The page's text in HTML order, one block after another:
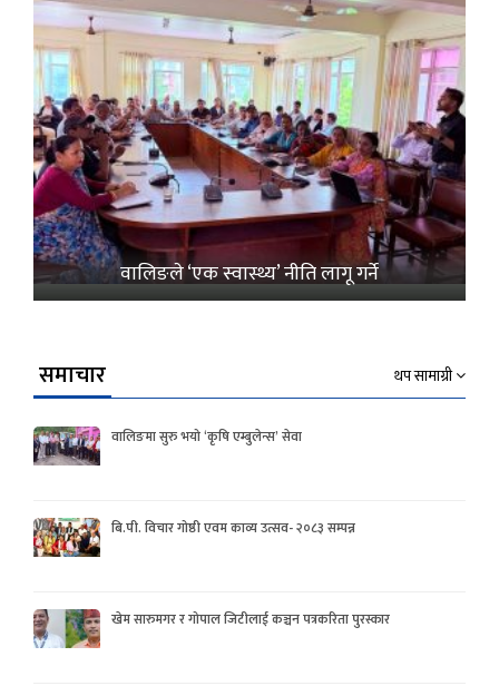
वालिङले ‘एक स्वास्थ्य’ नीति लागू गर्ने
समाचार थप सामाग्री
वालिङमा सुरु भयो ‘कृषि एम्बुलेन्स’ सेवा
बि.पी. विचार गोष्ठी एवम काव्य उत्सव- २०८३ सम्पन्न
खेम सारुमगर र गोपाल जिटीलाई कञ्चन पत्रकरिता पुरस्कार